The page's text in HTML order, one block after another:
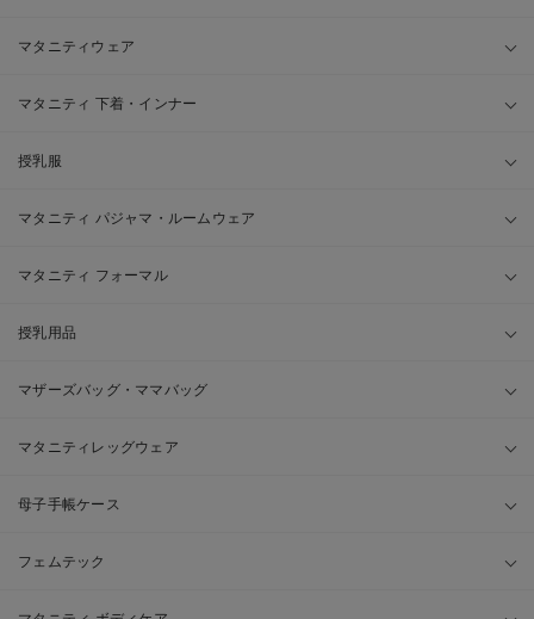
マタニティウェア
マタニティ 下着・インナー
授乳服
マタニティ パジャマ・ルームウェア
マタニティ フォーマル
授乳用品
マザーズバッグ・ママバッグ
マタニティレッグウェア
母子手帳ケース
フェムテック